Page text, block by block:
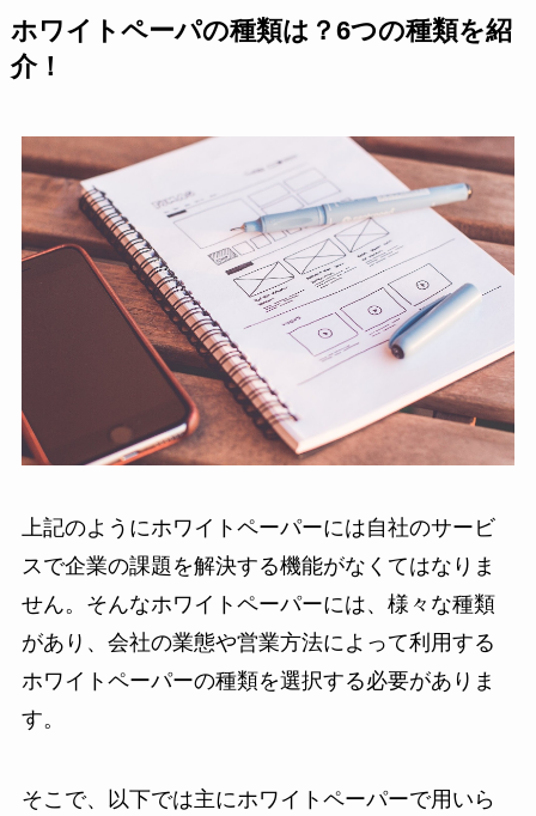
ホワイトペーパの種類は？6つの種類を紹
介！
上記のようにホワイトペーパーには自社のサービ
スで企業の課題を解決する機能がなくてはなりま
せん。そんなホワイトペーパーには、様々な種類
があり、会社の業態や営業方法によって利用する
ホワイトペーパーの種類を選択する必要がありま
す。
そこで、以下では主にホワイトペーパーで用いら